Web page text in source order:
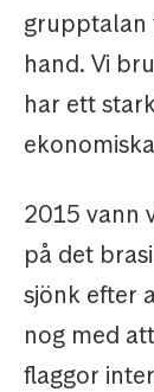
grupptalan
hand. Vi
har ett
2015 vann
på det
sjönk efter
nog med
flaggor